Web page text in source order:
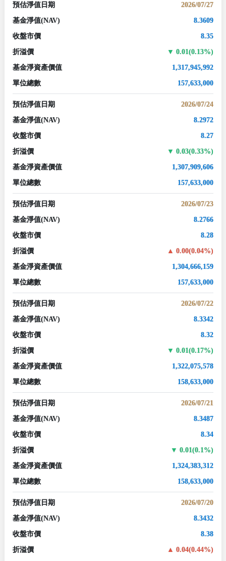
預估淨值日期 2026/07/27
基金淨值(NAV) 8.3609
收盤市價 8.35
折溢價 0.01(0.13%)
基金淨資產價值 1,317,945,992
單位總數 157,633,000
預估淨值日期 2026/07/24
基金淨值(NAV) 8.2972
收盤市價 8.27
折溢價 0.03(0.33%)
基金淨資產價值 1,307,909,606
單位總數 157,633,000
預估淨值日期 2026/07/23
基金淨值(NAV) 8.2766
收盤市價 8.28
折溢價 0.00(0.04%)
基金淨資產價值 1,304,666,159
單位總數 157,633,000
預估淨值日期 2026/07/22
基金淨值(NAV) 8.3342
收盤市價 8.32
折溢價 0.01(0.17%)
基金淨資產價值 1,322,075,578
單位總數 158,633,000
預估淨值日期 2026/07/21
基金淨值(NAV) 8.3487
收盤市價 8.34
折溢價 0.01(0.1%)
基金淨資產價值 1,324,383,312
單位總數 158,633,000
預估淨值日期 2026/07/20
基金淨值(NAV) 8.3432
收盤市價 8.38
折溢價 0.04(0.44%)